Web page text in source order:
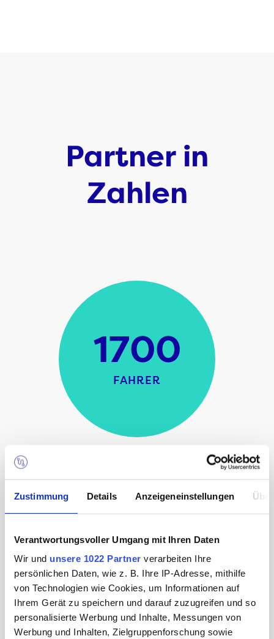
Zustimmung Details Anzeigeneinstellungen
Verantwortungsvoller Umgang mit Ihren Daten
Wir und unsere 1022 Partner verarbeiten Ihre
persönlichen Daten, wie z. B. Ihre IP-Adresse, mithilfe
von Technologien wie Cookies, um Informationen auf
Ihrem Gerät zu speichern und darauf zuzugreifen und so
personalisierte Werbung und Inhalte, Messungen von
Werbung und Inhalten, Zielgruppenforschung sowie
Partner in
Zahlen
1700
FAHRER
300
SCHIFFE